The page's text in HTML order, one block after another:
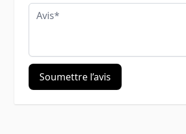
Avis
Soumettre l’avis